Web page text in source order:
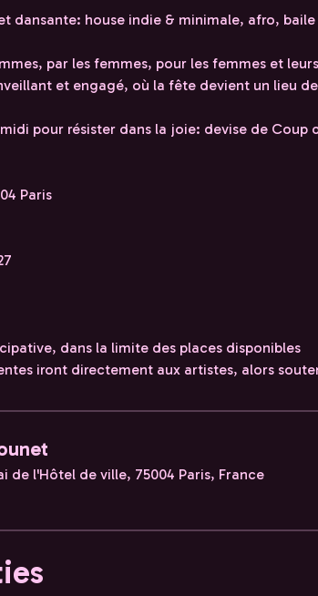
dansante: house indie & minimale, afro,
par les femmes, pour les femmes et
et engagé, où la fête devient un lieu
pour résister dans la joie: devise de Coup
Paris
dans la limite des places disponibles
iront directement aux artistes, alors
de l'Hôtel de ville, 75004 Paris, France